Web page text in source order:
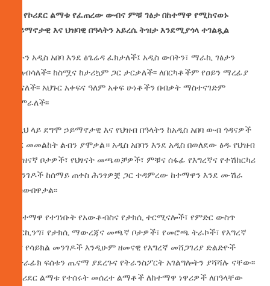
• የኮሪደር ልማቱ የፈጠረው ውብና ምቹ ገፅታ በከተማዋ የሚከናወኑ
ኃይማኖታዊ እና ህዝባዊ በዓላትን አይረሴ ትዝታ እንደሚያጎላ ተገልጿል
አሁን አዲስ አበባ እንደ ፅጌሬዳ ፈክታለች፤ አዲስ ውበትን፣ ማራኪ ገፅታን
ተላብሳለች፡፡ ከስሟና ከታሪኳም ጋር ታርቃለች፡፡ ለበርካቶችም የዐይን ማረፊያ
ሆናለች፡፡ አህጉር አቀፍና ዓለም አቀፍ ሁነቶችን በብቃት ማስተናገድም
ጀምራለች፡፡
በዚህ ላይ ደግሞ ኃይማኖታዊ እና የህዝብ በዓላትን ከአዲስ አበባ ውብ ጎዳናዎች
ጋር መመልከት ልብን ያሞቃል። አዲስ አበባን እንደ አዲስ በወለደው ፅዱ የህዝብ
መዝናኛ ቦታዎች፣ የህፃናት መጫወቻዎች፣ ምቹና ሰፋፊ የእግረኛና የተሽከርካሪ
መንገዶች ከሰማይ ጠቀስ ሕንፃዎቿ ጋር ተዳምረው ከተማዋን እንደ ሙሽራ
አስውበዋታል፡፡
በከተማዋ የተገነቡት የአውቶብስና የታክሲ ተርሚናሎች፣ የምድር ውስጥ
ፓርኪንግ፣ የታክሲ ማውረጃና መጫኛ ቦታዎች፣ የመሮጫ ትራኮች፣ የእግረኛ
እና የሳይክል መንገዶች እንዲሁም ዘመናዊ የእግረኛ መሸጋገሪያ ድልድዮች
የትራፊክ ፍሰቱን ጤናማ ያደረጉና የትራንስፖርት አገልግሎትን ያሻሻሉ ናቸው፡፡
በኮሪደር ልማቱ የተሰሩት መሰረተ ልማቶች ለከተማዋ ነዋሪዎች ለበዓላቸው